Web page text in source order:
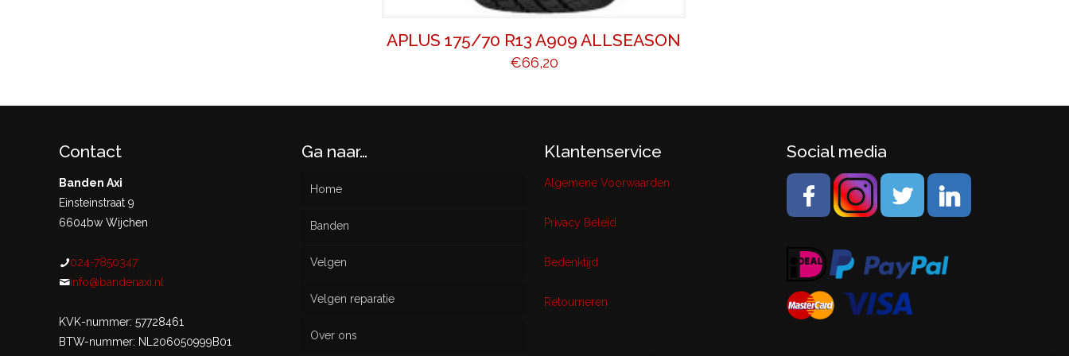
APLUS 175/70 R13 A909 ALLSEASON
€66,20
Contact
Banden Axi
Einsteinstraat 9
6604bw Wijchen
024-7850347
info@bandenaxi.nl
KVK-nummer: 57728461
BTW-nummer: NL206050999B01
Ga naar…
Home
Banden
Nieuw
Gebruikt
Velgen
Velgen reparatie
Over ons
Klantenservice
Algemene Voorwaarden
Privacy Beleid
Bedenktijd
Retourneren
Social media